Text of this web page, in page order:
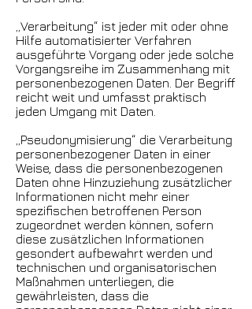
„Verarbeitung“ ist jeder mit oder ohne
Hilfe automatisierter Verfahren
ausgeführte Vorgang oder jede solche
Vorgangsreihe im Zusammenhang mit
personenbezogenen Daten. Der Begriff
reicht weit und umfasst praktisch
jeden Umgang mit Daten.
„Pseudonymisierung“ die Verarbeitung
personenbezogener Daten in einer
Weise, dass die personenbezogenen
Daten ohne Hinzuziehung zusätzlicher
Informationen nicht mehr einer
spezifischen betroffenen Person
zugeordnet werden können, sofern
diese zusätzlichen Informationen
gesondert aufbewahrt werden und
technischen und organisatorischen
Maßnahmen unterliegen, die
gewährleisten, dass die